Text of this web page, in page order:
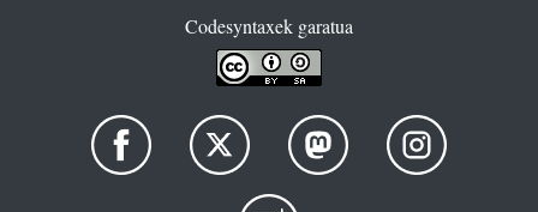
Codesyntaxek garatua